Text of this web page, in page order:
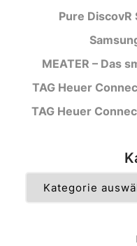
Pure
MEATER – Das
TAG Heuer
TAG Heuer